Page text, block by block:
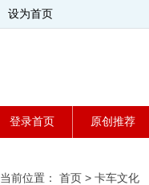
设为首页
登录首页 原创推荐
当前位置： 首页 > 卡车文化